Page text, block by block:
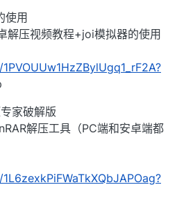
使用
解压视频教程+joi模拟器的使用
家破解版
解压工具（PC端和安卓端都